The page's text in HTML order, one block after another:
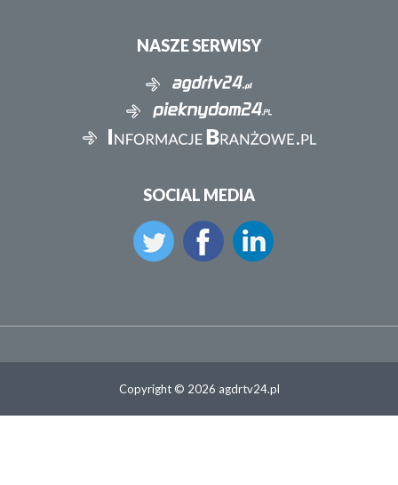
NASZE SERWISY
SOCIAL MEDIA
Copyright © 2026 agdrtv24.pl